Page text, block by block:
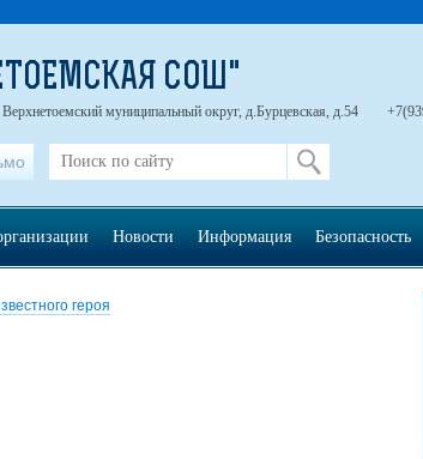
героя
СОШ"
Верхнетоемский муниципальный округ, д.Бурцевская, д.54
Новости Информация Безопасность